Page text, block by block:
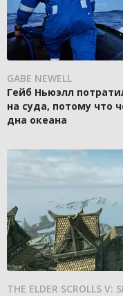
GABE NEWELL
Гейб Ньюэлл
на суда, потому что
дна океана
THE ELDER SCROLLS V: